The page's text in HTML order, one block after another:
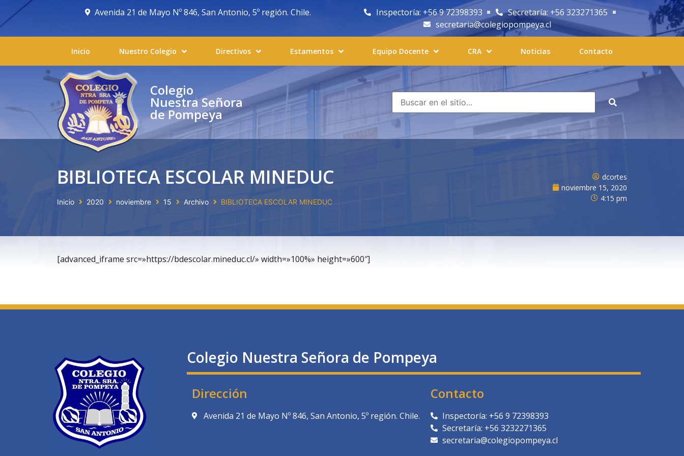
Avenida 21 de Mayo Nº 846, San Antonio, 5º región. Chile. Inspectoría: +56 9 72398393
Secretaría: +56 323271365
secretaria@colegiopompeya.cl
Inicio Nuestro Colegio Directivos Estamentos Equipo Docente CRA Noticias Contacto
Colegio
Nuestra Señora
de Pompeya
BIBLIOTECA ESCOLAR MINEDUC
Inicio 2020 noviembre 15 Archivo BIBLIOTECA ESCOLAR MINEDUC
dcortes
noviembre 15, 2020
4:15 pm
[advanced_iframe src=»https://bdescolar.mineduc.cl/» width=»100%» height=»600″]
Colegio Nuestra Señora de Pompeya
Dirección
Avenida 21 de Mayo Nº 846, San Antonio, 5º región. Chile.
Contacto
Inspectoría: +56 9 72398393
Secretaría: +56 3232271365
secretaria@colegiopompeya.cl